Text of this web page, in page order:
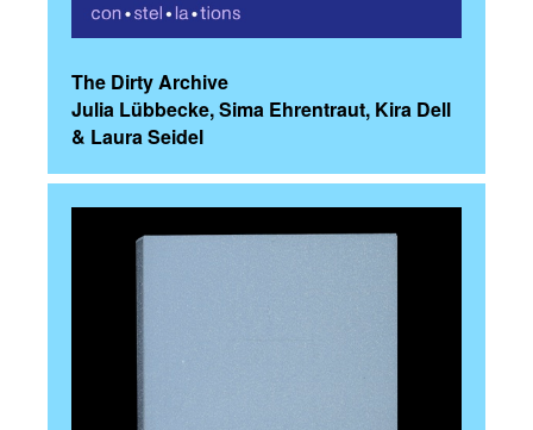
The Dirty Archive
Julia Lübbecke, Sima Ehrentraut, Kira Dell
& Laura Seidel